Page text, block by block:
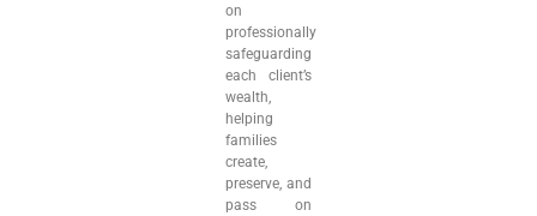
on
professionally
safeguarding
each client’s
wealth,
helping
families
create,
preserve, and
pass on